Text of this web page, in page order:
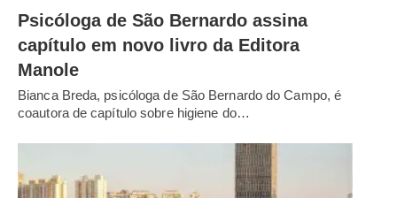
Psicóloga de São Bernardo assina
capítulo em novo livro da Editora
Manole
Bianca Breda, psicóloga de São Bernardo do Campo, é
coautora de capítulo sobre higiene do…